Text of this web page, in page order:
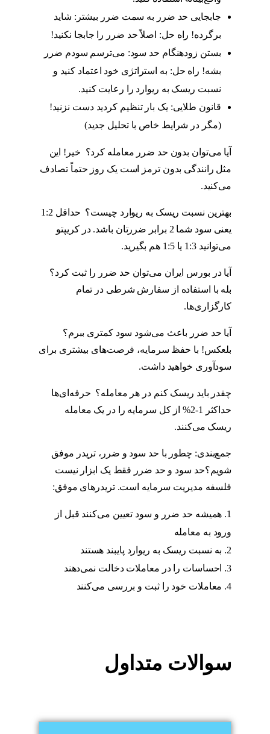
جابجایی حد ضرر به سمت ضرر بیشتر: شاید
برگرده! راه حل: اصلاً حد ضرر را جابجا نکنید!
بستن زودهنگام حد سود: می‌ترسم سودم ضرر
بشه! راه حل: به استراتژی خود اعتماد کنید و
نسبت ریسک به ریوارد را رعایت کنید.
قانون طلایی: یک بار تنظیم کردید دست نزنید!
(مگر در شرایط خاص با تحلیل جدید)
آیا می‌توان بدون حد ضرر معامله کرد؟ خیر! این
مثل رانندگی بدون ترمز است یک روز حتماً تصادف
می‌کنید.
بهترین نسبت ریسک به ریوارد چیست؟ حداقل 1:2
یعنی سود شما 2 برابر ضررتان باشد. در کریپتو
می‌توانید 1:3 یا 1:5 هم بگیرید.
آیا در بورس ایران می‌توان حد ضرر را ثبت کرد؟
بله با استفاده از سفارش شرطی در تمام
کارگزاری‌ها.
آیا حد ضرر باعث می‌شود سود کمتری ببرم؟
بلعکس! با حفظ سرمایه، فرصت‌های بیشتری برای
سودآوری خواهید داشت.
چقدر باید ریسک کنم در هر معامله؟ حرفه‌ای‌ها
حداکثر 1-2% از کل سرمایه را در یک معامله
ریسک می‌کنند.
جمع‌بندی: چطور با حد سود و ضرر، تریدر موفق
شویم؟حد سود و حد ضرر فقط یک ابزار نیست
فلسفه مدیریت سرمایه است. تریدرهای موفق:
همیشه حد ضرر و سود تعیین می‌کنند قبل از
ورود به معامله
به نسبت ریسک به ریوارد پایبند هستند
احساسات را در معاملات دخالت نمی‌دهند
معاملات خود را ثبت و بررسی می‌کنند
سوالات متداول